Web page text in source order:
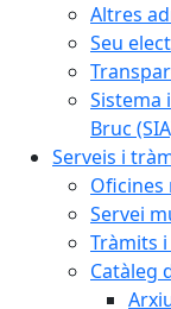
Altres
Seu
Sistema
Bruc
Serveis i
Oficines
Servei
Tràmits
Catàleg